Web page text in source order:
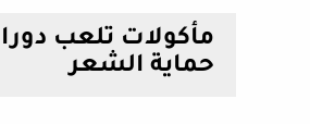
مأكولات تلعب
حماية الشعر